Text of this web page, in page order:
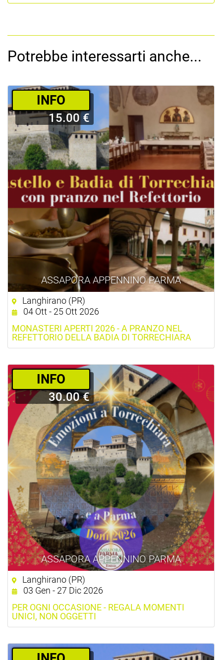
Potrebbe interessarti anche...
ASSAPORA APPENNINO PARMA
­INFO
15.00 €
Langhirano (PR)
04 Ott - 25 Ott 2026
MONASTERI APERTI 2026 - A PRANZO NEL
REFETTORIO DELLA BADIA DI TORRECHIARA
ASSAPORA APPENNINO PARMA
­INFO
30.00 €
Langhirano (PR)
03 Gen - 27 Dic 2026
PER OGNI OCCASIONE - REGALA MOMENTI
UNICI, NON OGGETTI